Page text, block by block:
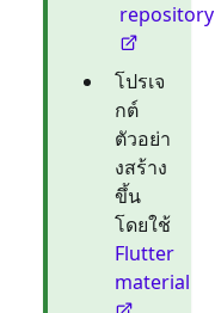
repository
โปรเจ
กต์
ตัวอย่า
งสร้าง
ขึ้น
โดยใช้
Flutter
material